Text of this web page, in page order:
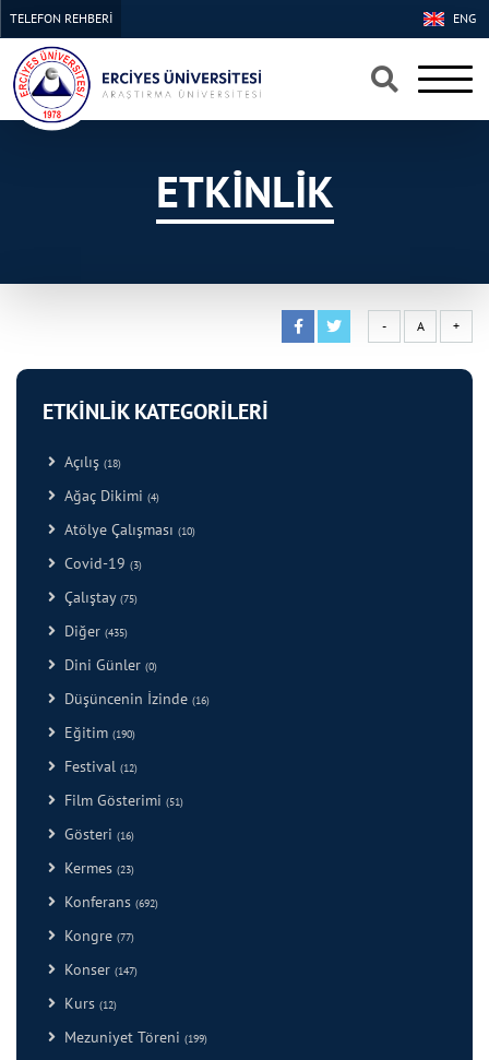
×
×
ENG
TELEFON REHBERİ
ETKİNLİK
- A +
ETKİNLİK KATEGORİLERİ
Açılış (18)
Ağaç Dikimi (4)
Atölye Çalışması (10)
Covid-19 (3)
Çalıştay (75)
Diğer (435)
Dini Günler (0)
Düşüncenin İzinde (16)
Eğitim (190)
Festival (12)
Film Gösterimi (51)
Gösteri (16)
Kermes (23)
Konferans (692)
Kongre (77)
Konser (147)
Kurs (12)
Mezuniyet Töreni (199)